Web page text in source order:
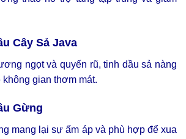
Cây Sả Java
ngọt và quyến rũ, tinh dầu sả nàng
gian thơm mát.
Gừng
mang lại sự ấm áp và phù hợp để xua